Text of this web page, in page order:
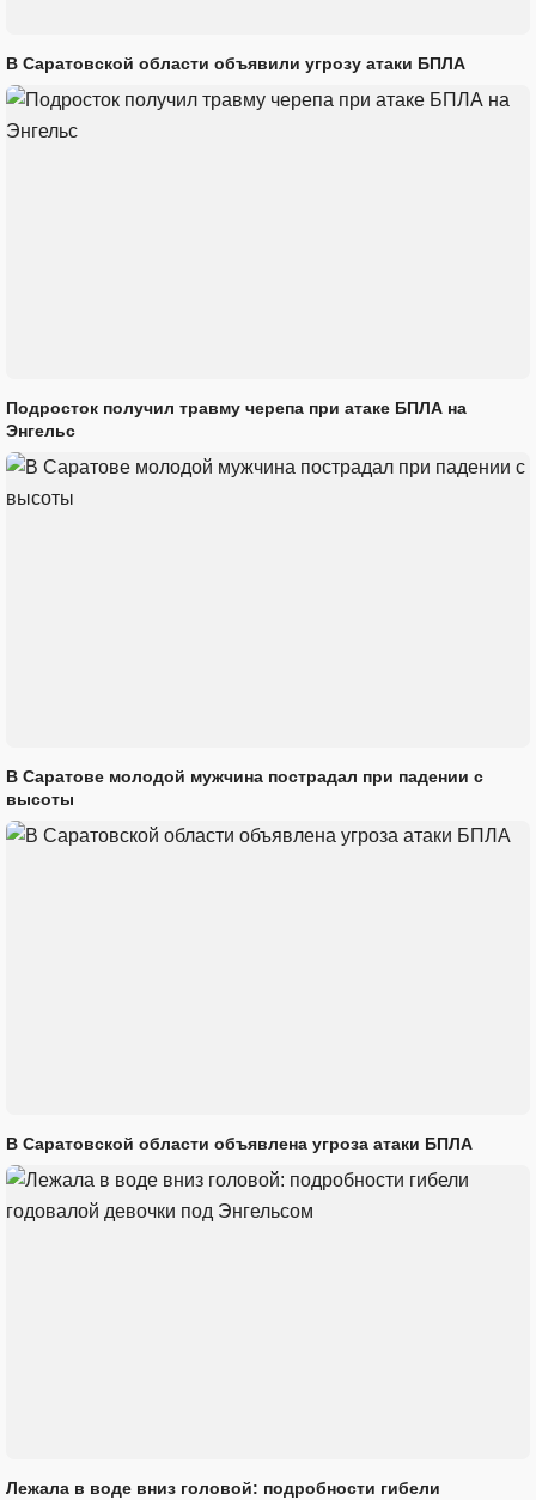
В Саратовской области объявили угрозу атаки БПЛА
Подросток получил травму черепа при атаке БПЛА на
Энгельс
В Саратове молодой мужчина пострадал при падении с
высоты
В Саратовской области объявлена угроза атаки БПЛА
Лежала в воде вниз головой: подробности гибели